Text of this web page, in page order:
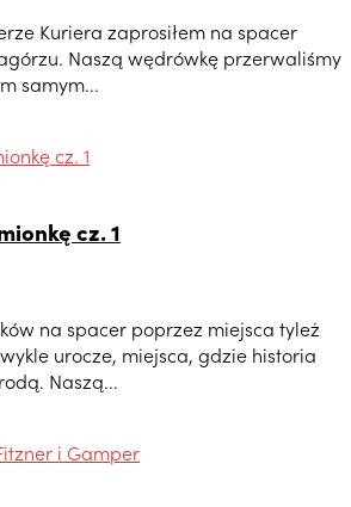
Kuriera zaprosiłem na spacer
Naszą wędrówkę przerwaliśmy
samym...
cz. 1
na spacer poprzez miejsca tyleż
urocze, miejsca, gdzie historia
Naszą...